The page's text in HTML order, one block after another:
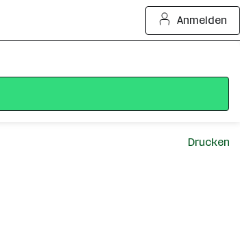
Anmelden
Drucken